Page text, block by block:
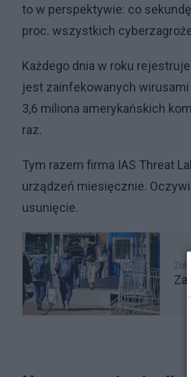
to w perspektywie: co
proc. wszystkich
Każdego dnia w roku
jest zainfekowanych
3,6 miliona amerykańskich
raz.
Tym razem firma IAS Threat
urządzeń miesięcznie.
usunięcie.